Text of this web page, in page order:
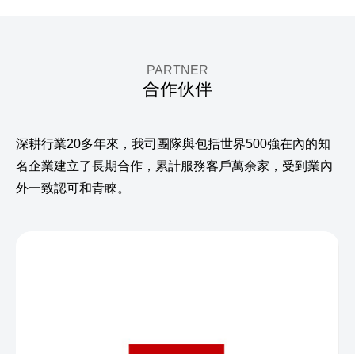
PARTNER
合作伙伴
深耕行業20多年來， 我司團隊與包括世界500強在內的知
名企業建立了長期合作， 累計服務客戶萬余家，受到業內
外一致認可和青睞。